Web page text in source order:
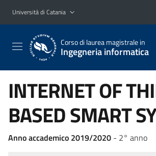
Vai al contenuto principale
Vai al menu di navigazione
Università di Catania
Corso di laurea magistrale in
Ingegneria informatica
INTERNET OF
BASED SMART
Anno accademico 2019/2020 - 2° anno